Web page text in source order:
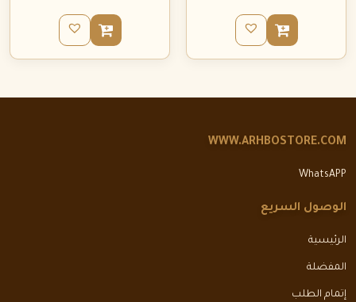
WWW.ARHBOSTORE.COM
WhatsAPP
الوصول السريع
الرئيسية
المفضلة
إتمام الطلب